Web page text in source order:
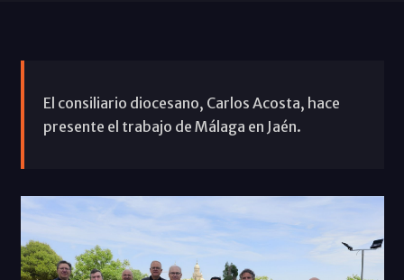
El consiliario diocesano, Carlos Acosta, hace
presente el trabajo de Málaga en Jaén.